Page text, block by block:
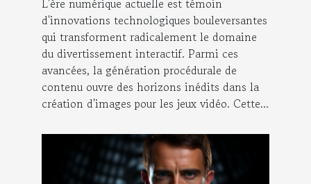
L'ère numérique actuelle est témoin
d'innovations technologiques bouleversantes
qui transforment radicalement le domaine
du divertissement interactif. Parmi ces
avancées, la génération procédurale de
contenu ouvre des horizons inédits dans la
création d'images pour les jeux vidéo. Cette...